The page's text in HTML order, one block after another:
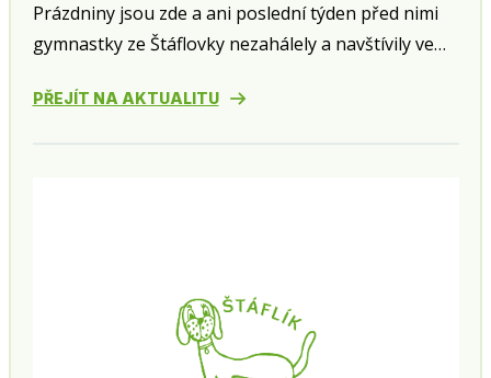
Prázdniny jsou zde a ani poslední týden před nimi
gymnastky ze Štáflovky nezahálely a navštívily ve
v Husově ulici.
PŘEJÍT NA AKTUALITU